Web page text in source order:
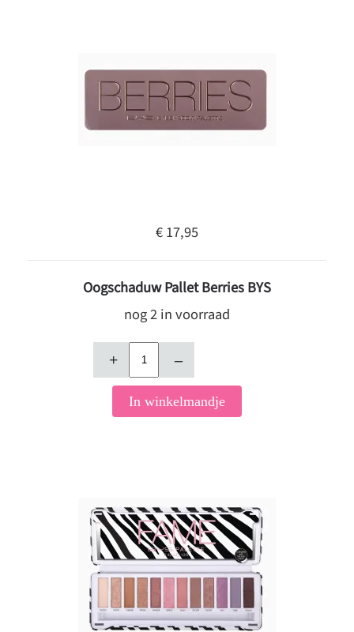
€ 17,95
Oogschaduw Pallet Berries BYS
nog 2 in voorraad
+ –
In winkelmandje